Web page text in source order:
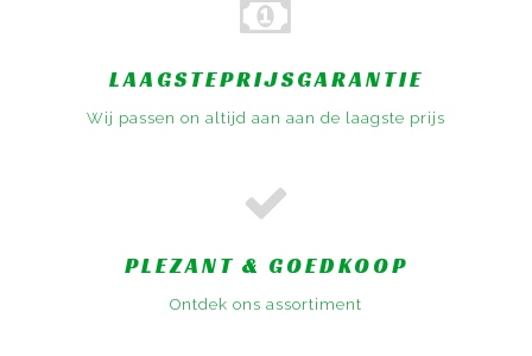
LAAGSTEPRIJSGARANTIE
Wij passen on altijd aan aan de laagste prijs
PLEZANT & GOEDKOOP
Ontdek ons assortiment